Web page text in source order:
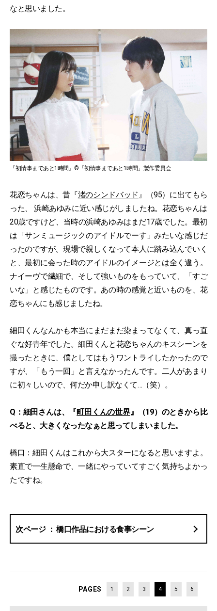
なと思いました。
『初情事まであと1時間』©「初情事まであと1時間」製作委員会
花恋ちゃんは、昔『渚のシンドバッド 』（95）に出てもら
った、 浜崎あゆみに近い感じがしましたね。花恋ちゃんは
20歳ですけど、当時の浜崎あゆみはまだ17歳でした。最初
は「サンミュージックのアイドルでーす」みたいな感じだ
ったのですが、現場で親しくなって本人に踏み込んでいく
と、最初に会った時のアイドルのイメージとは全く違う。
ナイーヴで繊細で、そして強いものをもっていて、「すご
いな」と感じたものです。あの時の感覚と近いものを、花
恋ちゃんにも感じましたね。
細田くんなんかも本当にまだまだ染まってなくて、真っ直
ぐな好青年でした。細田くんと花恋ちゃんのキスシーンを
撮ったときに、僕としてはもうワントライしたかったので
すが、「もう一回」と言えなかったんです。二人があまり
に初々しいので、何だか申し訳なくて…（笑）。
Q：細田さんは、『町田くんの世界』（19）のときから比
べると、大きくなったなぁと思ってしまいました。
橋口：細田くんはこれから大スターになると思いますよ。
素直で一生懸命で、一緒にやっていてすごく気持ちよかっ
たですね。
橋口作品における食事シーン
PAGES 1 2 3 4 5 6